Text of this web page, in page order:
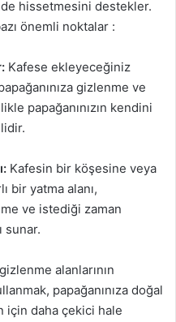
hissetmesini destekler.
önemli noktalar :
Kafese ekleyeceğiniz
gizlenme ve
papağanınızın kendini
Kafesin bir köşesine veya
bir yatma alanı,
ve istediği zaman
sunar.
alanlarının
papağanınıza doğal
için daha çekici hale